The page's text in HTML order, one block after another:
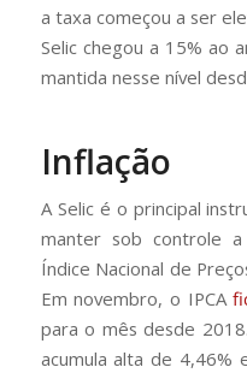
a taxa começou a ser
Selic chegou a 15% ao
mantida nesse nível
Inflação
A Selic é o principal
manter sob controle
Índice Nacional de
Em novembro, o IPCA
para o mês desde
acumula alta de 4,46%